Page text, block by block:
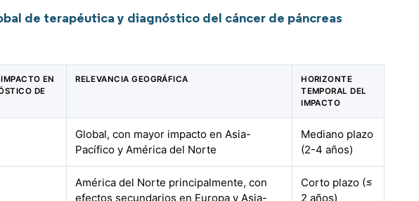
de terapéutica y diagnóstico del cáncer de páncreas
EN
DE
RELEVANCIA GEOGRÁFICA
HORIZONTE
TEMPORAL DEL
IMPACTO
Global, con mayor impacto en Asia-
Pacífico y América del Norte
Mediano plazo
(2-4 años)
América del Norte principalmente, con
efectos secundarios en Europa y Asia-
Corto plazo (≤
2 años)